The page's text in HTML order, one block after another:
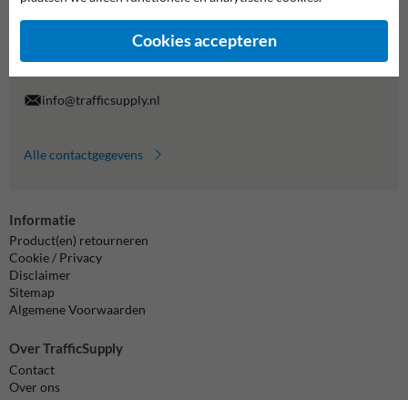
Wij zijn op werkdagen (van 8.00 tot 17.00) te bereiken op 038-
Vragen? Stuur een e-mail naarinfo@trafficsupply.nl
formulier in en we reageren zo spoedig mogelijk.
info@trafficsupply.nl
Alle contactgegevens
Informatie
Product(en) retourneren
Cookie / Privacy
Disclaimer
Sitemap
Algemene Voorwaarden
Over TrafficSupply
Contact
Over ons
Cookies accepteren